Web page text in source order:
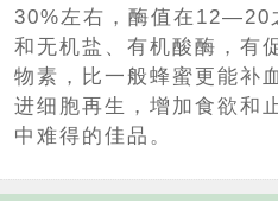
30%左右，酶值在12—20
和无机盐、有机酸酶，有
物素，比一般蜂蜜更能补
进细胞再生，增加食欲和
中难得的佳品。